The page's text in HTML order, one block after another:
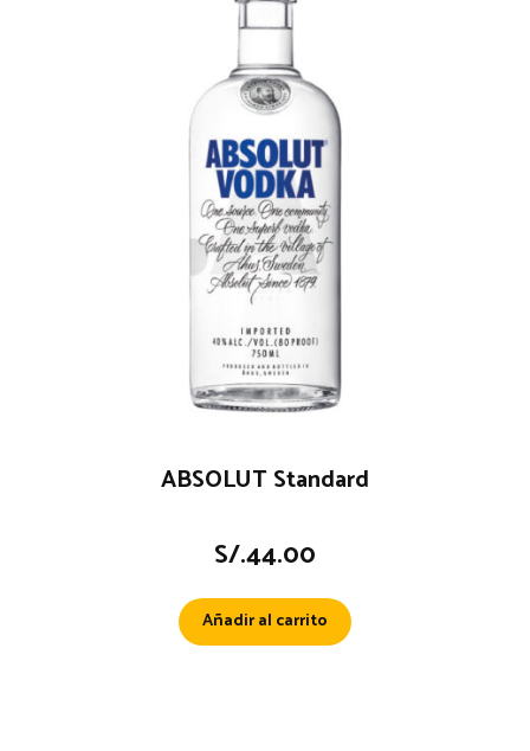
ABSOLUT Standard
S/.44.00
Añadir al carrito